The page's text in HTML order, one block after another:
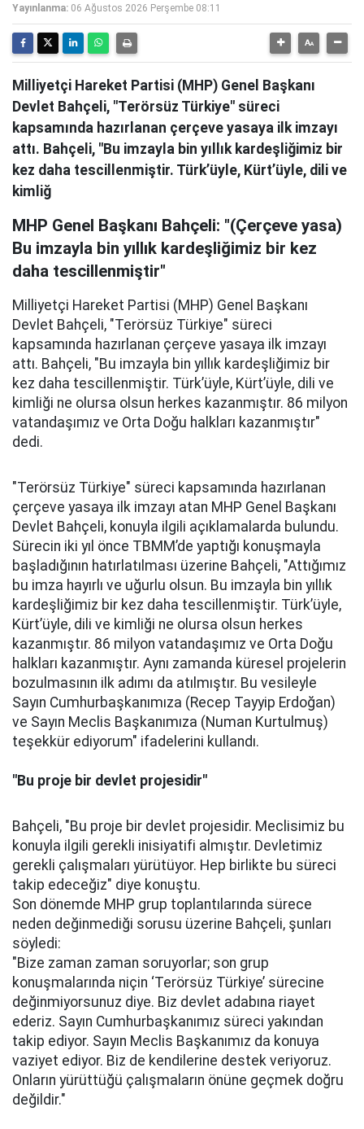
Yayınlanma: 06 Ağustos 2026 Perşembe 08:11
Milliyetçi Hareket Partisi (MHP) Genel Başkanı
Devlet Bahçeli, "Terörsüz Türkiye" süreci
kapsamında hazırlanan çerçeve yasaya ilk imzayı
attı. Bahçeli, "Bu imzayla bin yıllık kardeşliğimiz bir
kez daha tescillenmiştir. Türk’üyle, Kürt’üyle, dili ve
kimliğ
MHP Genel Başkanı Bahçeli: "(Çerçeve yasa)
Bu imzayla bin yıllık kardeşliğimiz bir kez
daha tescillenmiştir"
Milliyetçi Hareket Partisi (MHP) Genel Başkanı
Devlet Bahçeli, "Terörsüz Türkiye" süreci
kapsamında hazırlanan çerçeve yasaya ilk imzayı
attı. Bahçeli, "Bu imzayla bin yıllık kardeşliğimiz bir
kez daha tescillenmiştir. Türk’üyle, Kürt’üyle, dili ve
kimliği ne olursa olsun herkes kazanmıştır. 86 milyon
vatandaşımız ve Orta Doğu halkları kazanmıştır"
dedi.
"Terörsüz Türkiye" süreci kapsamında hazırlanan
çerçeve yasaya ilk imzayı atan MHP Genel Başkanı
Devlet Bahçeli, konuyla ilgili açıklamalarda bulundu.
Sürecin iki yıl önce TBMM’de yaptığı konuşmayla
başladığının hatırlatılması üzerine Bahçeli, "Attığımız
bu imza hayırlı ve uğurlu olsun. Bu imzayla bin yıllık
kardeşliğimiz bir kez daha tescillenmiştir. Türk’üyle,
Kürt’üyle, dili ve kimliği ne olursa olsun herkes
kazanmıştır. 86 milyon vatandaşımız ve Orta Doğu
halkları kazanmıştır. Aynı zamanda küresel projelerin
bozulmasının ilk adımı da atılmıştır. Bu vesileyle
Sayın Cumhurbaşkanımıza (Recep Tayyip Erdoğan)
ve Sayın Meclis Başkanımıza (Numan Kurtulmuş)
teşekkür ediyorum" ifadelerini kullandı.
"Bu proje bir devlet projesidir"
Bahçeli, "Bu proje bir devlet projesidir. Meclisimiz bu
konuyla ilgili gerekli inisiyatifi almıştır. Devletimiz
gerekli çalışmaları yürütüyor. Hep birlikte bu süreci
takip edeceğiz" diye konuştu.
Son dönemde MHP grup toplantılarında sürece
neden değinmediği sorusu üzerine Bahçeli, şunları
söyledi:
"Bize zaman zaman soruyorlar; son grup
konuşmalarında niçin ‘Terörsüz Türkiye’ sürecine
değinmiyorsunuz diye. Biz devlet adabına riayet
ederiz. Sayın Cumhurbaşkanımız süreci yakından
takip ediyor. Sayın Meclis Başkanımız da konuya
vaziyet ediyor. Biz de kendilerine destek veriyoruz.
Onların yürüttüğü çalışmaların önüne geçmek doğru
değildir."